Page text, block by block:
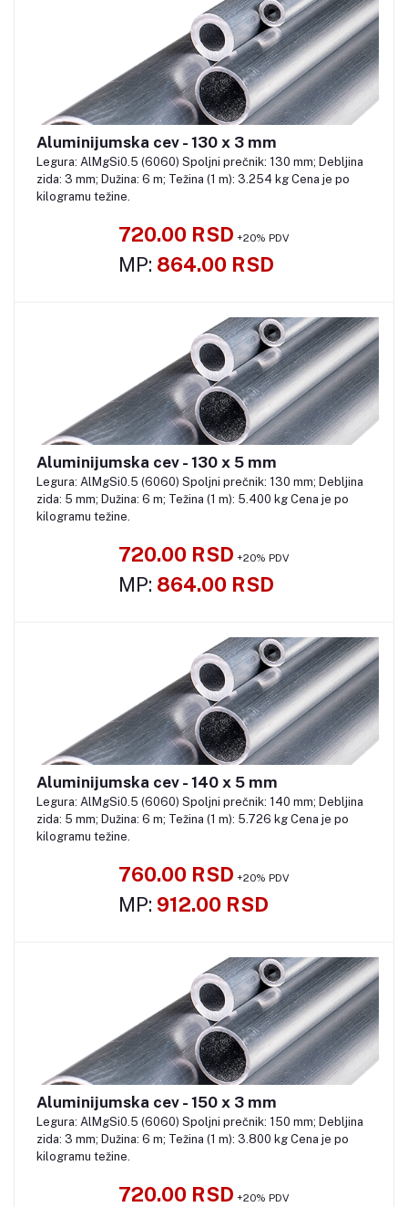
Pozovite
Aluminijumska cev - 130 x 3 mm
Legura: AlMgSi0.5 (6060) Spoljni prečnik: 130 mm; Debljina
zida: 3 mm; Dužina: 6 m; Težina (1 m): 3.254 kg Cena je po
kilogramu težine.
720.00 RSD +20% PDV
MP: 864.00 RSD
Pozovite
Aluminijumska cev - 130 x 5 mm
Legura: AlMgSi0.5 (6060) Spoljni prečnik: 130 mm; Debljina
zida: 5 mm; Dužina: 6 m; Težina (1 m): 5.400 kg Cena je po
kilogramu težine.
720.00 RSD +20% PDV
MP: 864.00 RSD
Pozovite
Aluminijumska cev - 140 x 5 mm
Legura: AlMgSi0.5 (6060) Spoljni prečnik: 140 mm; Debljina
zida: 5 mm; Dužina: 6 m; Težina (1 m): 5.726 kg Cena je po
kilogramu težine.
760.00 RSD +20% PDV
MP: 912.00 RSD
Pozovite
Aluminijumska cev - 150 x 3 mm
Legura: AlMgSi0.5 (6060) Spoljni prečnik: 150 mm; Debljina
zida: 3 mm; Dužina: 6 m; Težina (1 m): 3.800 kg Cena je po
kilogramu težine.
720.00 RSD +20% PDV